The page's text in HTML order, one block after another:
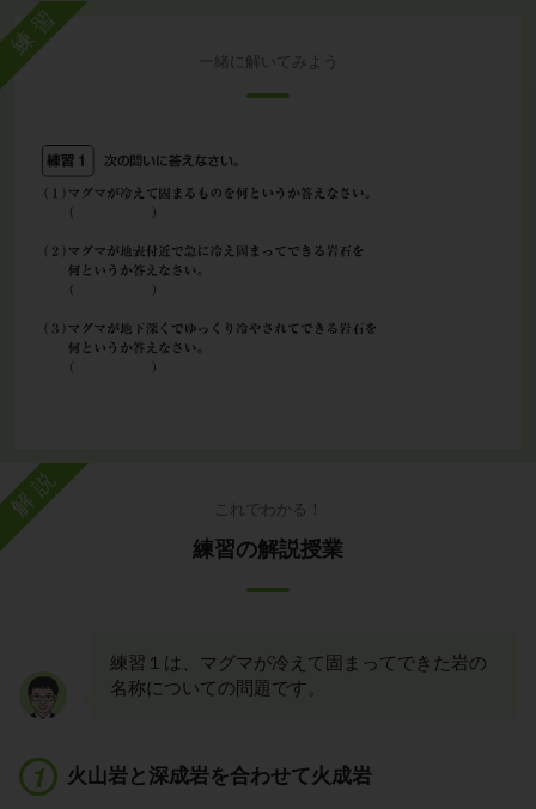
練習
一緒に解いてみよう
解説 これでわかる！
練習の解説授業
練習１は、マグマが冷えて固まってできた岩の
名称についての問題です。
火山岩と深成岩を合わせて火成岩